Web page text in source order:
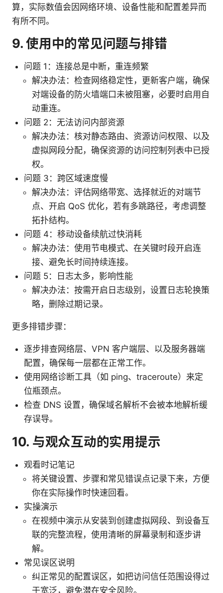
算，实际数值会因网络环境、设备性能和配置差异而
有所不同。
9. 使用中的常见问题与排错
问题 1：连接总是中断，重连频繁
解决办法：检查网络稳定性，更新客户端，确保
对端设备的防火墙端口未被阻塞，必要时启用自
动重连。
问题 2：无法访问内部资源
解决办法：核对静态路由、资源访问权限、以及
虚拟网段分配，确保资源的访问控制列表中已授
权。
问题 3：跨区域速度慢
解决办法：评估网络带宽、选择就近的对端节
点、开启 QoS 优化，若有多跳路径，考虑调整
拓扑结构。
问题 4：移动设备续航过快消耗
解决办法：使用节电模式、在关键时段开启连
接、避免长时间持续连接。
问题 5：日志太多，影响性能
解决办法：按需开启日志级别，设置日志轮换策
略，删除过期记录。
更多排错步骤：
逐步排查网络层、VPN 客户端层、以及服务器端
配置，确保每一层都在正常工作。
使用网络诊断工具（如 ping、traceroute）来定
位瓶颈点。
检查 DNS 设置，确保域名解析不会被本地解析缓
存误导。
10. 与观众互动的实用提示
观看时记笔记
将关键设置、步骤和常见错误点记录下来，方便
你在实际操作时快速回看。
实操演示
在视频中演示从安装到创建虚拟网段、到设备互
联的完整流程，使用清晰的屏幕录制和逐步讲
解。
常见误区说明
纠正常见的配置误区，如把访问信任范围设得过
于宽泛，避免潜在安全风险。